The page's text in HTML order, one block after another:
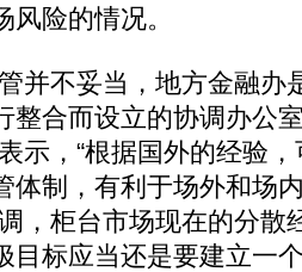
险的情况。
不妥当，地方金融办
整合而设立的协调办公
示，“根据国外的经验
体制，有利于场外和场
，柜台市场现在的分散
目标应当还是要建立一